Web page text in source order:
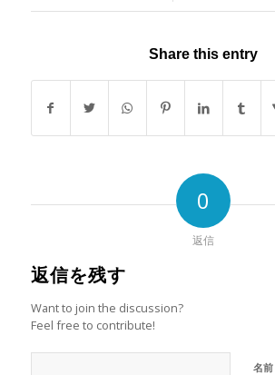
Share this entry
0
返信
返信を残す
Want to join the discussion?
Feel free to contribute!
名前